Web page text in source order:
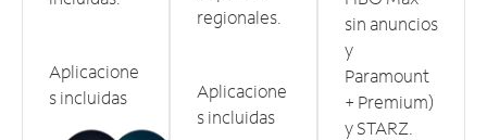
Aplicacione
s incluidas
regionales.
Aplicacione
s incluidas
sin anuncios
y
Paramount
+ Premium)
y STARZ.